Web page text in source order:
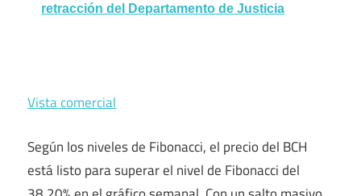
retracción del Departamento de Justicia
Vista comercial
Según los niveles de Fibonacci, el precio del BCH
está listo para superar el nivel de Fibonacci del